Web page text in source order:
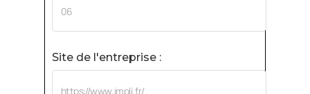
Site de l'entreprise :